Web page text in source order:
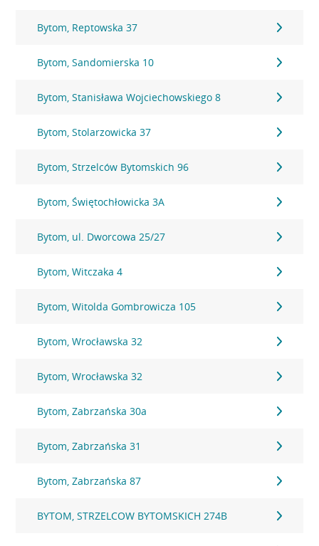
Bytom, Reptowska 37
Bytom, Sandomierska 10
Bytom, Stanisława Wojciechowskiego 8
Bytom, Stolarzowicka 37
Bytom, Strzelców Bytomskich 96
Bytom, Świętochłowicka 3A
Bytom, ul. Dworcowa 25/27
Bytom, Witczaka 4
Bytom, Witolda Gombrowicza 105
Bytom, Wrocławska 32
Bytom, Wrocławska 32
Bytom, Zabrzańska 30a
Bytom, Zabrzańska 31
Bytom, Zabrzańska 87
BYTOM, STRZELCOW BYTOMSKICH 274B